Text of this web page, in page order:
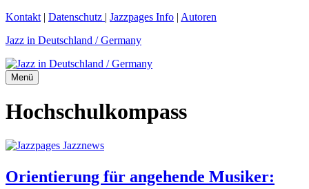
Zum
springen
Kontakt | Datenschutz | Jazzpages Info | Autoren
Jazz in Deutschland / Germany
Menü
Hochschulkompass
Orientierung für angehende Musiker: